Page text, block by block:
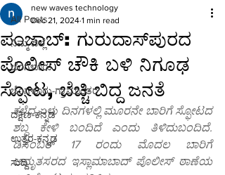
All Posts
ನಿಮ್ಮ ಜಿಲ್ಲೆ
ಬೆಂಗಳೂರು
ಬೆಂಗಳೂರು-ಗ್ರಾಮಾಂತರ
ದಕ್ಷಿಣ-ಕನ್ನಡ
ಉತ್ತರ-ಕನ್ನಡ
ಸುದ್ದಿ
ಪಂಜಾಬ್‌: ಗುರುದಾಸ್‌ಪುರದ
ಪೊಲೀಸ್ ಚೌಕಿ ಬಳಿ ನಿಗೂಢ
ಸ್ಫೋಟ, ಬೆಚ್ಚಿ ಬಿದ್ದ ಜನತೆ
new waves technology
Dec 21, 2024 1 min read
ಕಳೆದ ಏಳು ದಿನಗಳಲ್ಲಿ ಮೂರನೇ ಬಾರಿಗೆ ಸ್ಫೋಟದ
ಶಬ್ಧ ಕೇಳಿ ಬಂದಿದೆ ಎಂದು ತಿಳಿದುಬಂದಿದೆ.
ಡಿಸೆಂಬರ್ 17 ರಂದು ಮೊದಲ ಬಾರಿಗೆ
ಅಮೃತಸರದ ಇಸ್ಲಾಮಾಬಾದ್ ಪೊಲೀಸ್ ಠಾಣೆಯ